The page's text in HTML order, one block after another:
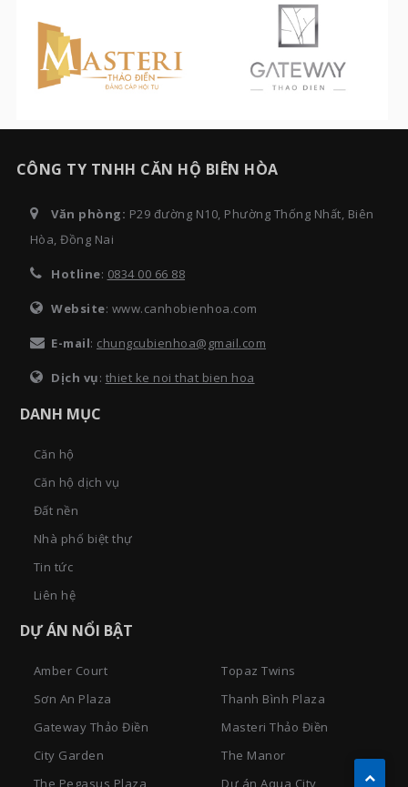
CÔNG TY TNHH CĂN HỘ BIÊN HÒA
Văn phòng: P29 đường N10, Phường Thống Nhất, Biên
Hòa, Đồng Nai
Hotline: 0834 00 66 88
Website: www.canhobienhoa.com
E-mail: chungcubienhoa@gmail.com
Dịch vụ: thiet ke noi that bien hoa
DANH MỤC
Căn hộ
Căn hộ dịch vụ
Đất nền
Nhà phố biệt thự
Tin tức
Liên hệ
DỰ ÁN NỔI BẬT
Amber Court
Topaz Twins
Sơn An Plaza
Thanh Bình Plaza
Gateway Thảo Điền
Masteri Thảo Điền
City Garden
The Manor
The Pegasus Plaza
Dự án Aqua City